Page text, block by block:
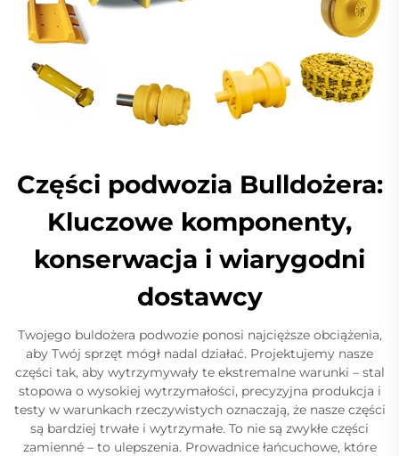
Części podwozia Bulldożera:
Kluczowe komponenty,
konserwacja i wiarygodni
dostawcy
Twojego buldożera podwozie ponosi najcięższe obciążenia,
aby Twój sprzęt mógł nadal działać. Projektujemy nasze
części tak, aby wytrzymywały te ekstremalne warunki – stal
stopowa o wysokiej wytrzymałości, precyzyjna produkcja i
testy w warunkach rzeczywistych oznaczają, że nasze części
są bardziej trwałe i wytrzymałe. To nie są zwykłe części
zamienné – to ulepszenia. Prowadnice łańcuchowe, które